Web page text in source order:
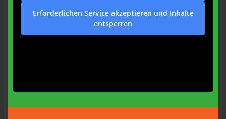
Erforderlichen Service akzeptieren und Inhalte
entsperren